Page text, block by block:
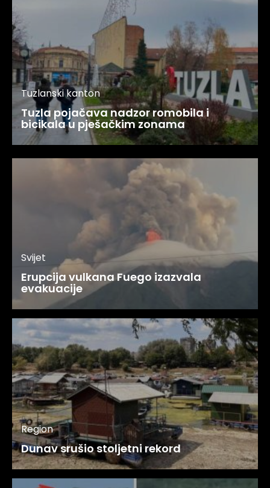
Tuzlanski kanton
Tuzla pojačava nadzor romobila i
bicikala u pješačkim zonama
Svijet
Erupcija vulkana Fuego izazvala
evakuacije
Region
Dunav srušio stoljetni rekord